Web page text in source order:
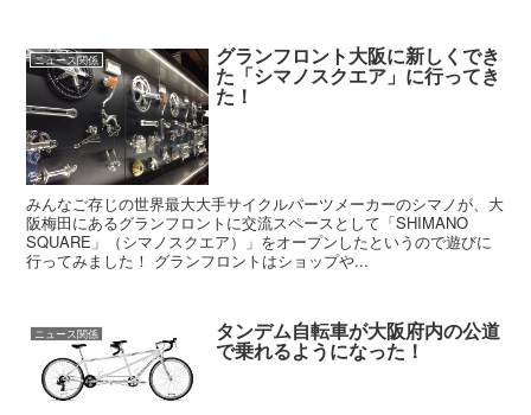
ニュース関係 グランフロント大阪に新しくでき
た「シマノスクエア」に行ってき
た！
みんなご存じの世界最大大手サイクルパーツメーカーのシマノが、大
阪梅田にあるグランフロントに交流スペースとして「SHIMANO
SQUARE」（シマノスクエア）」をオープンしたというので遊びに
行ってみました！ グランフロントはショップや...
ニュース関係 タンデム自転車が大阪府内の公道
で乗れるようになった！